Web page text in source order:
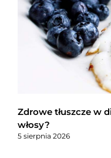
Zdrowe tłuszcze w
włosy?
5 sierpnia 2026